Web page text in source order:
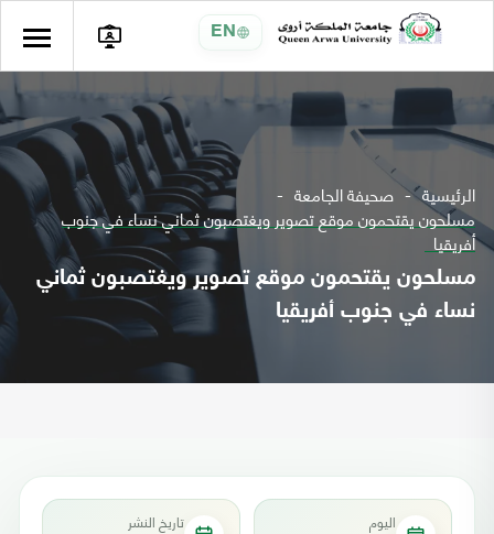
EN
الرئيسية صحيفة الجامعة
مسلحون يقتحمون موقع تصوير ويغتصبون ثماني نساء في جنوب
أفريقيا
مسلحون يقتحمون موقع تصوير ويغتصبون ثماني
نساء في جنوب أفريقيا
اليوم تاريخ النشر